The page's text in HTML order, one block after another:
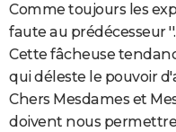
Comme toujours les
faute au prédécesseur ''.
Cette fâcheuse
qui déleste le pouvoir
Chers Mesdames et
doivent nous